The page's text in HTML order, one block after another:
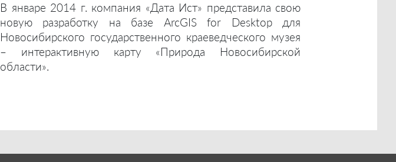
В январе 2014 г. компания «Дата Ист» представила свою
новую разработку на базе ArcGIS for Desktop для
Новосибирского государственного краеведческого музея
– интерактивную карту «Природа Новосибирской
области».